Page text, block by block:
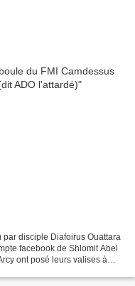
par disciple Diafoirus Ouattara
facebook de Shlomit Abel
ont posé leurs valises à